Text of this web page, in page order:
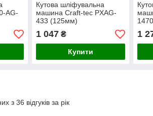
AG-
Кутова шліфувальна
машина Craft-tec PXAG-
433 (125мм)
1 047₴
Купити
1
з 36 відгуків за рік